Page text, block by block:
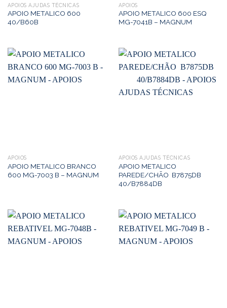
APOIOS AJUDAS TÉCNICAS
APOIO METALICO 600
40/B60B
APOIOS
APOIO METALICO 600 ESQ
MG-7041B – MAGNUM
APOIOS
APOIO METALICO BRANCO
600 MG-7003 B – MAGNUM
APOIOS AJUDAS TÉCNICAS
APOIO METALICO
PAREDE/CHÃO B7875DB
40/B7884DB